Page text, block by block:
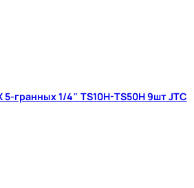
5-гранных 1/4″ TS10H-TS50H 9шт JTC